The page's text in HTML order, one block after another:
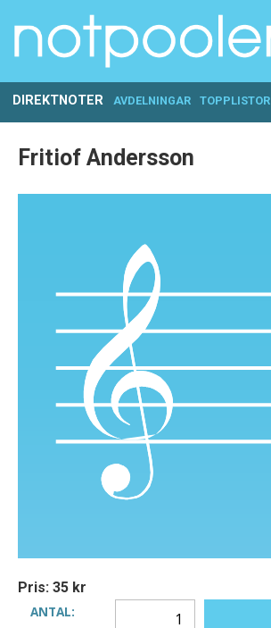
DIREKTNOTER AVDELNINGAR TOPPLISTOR
Fritiof Andersson
Pris: 35 kr
ANTAL: